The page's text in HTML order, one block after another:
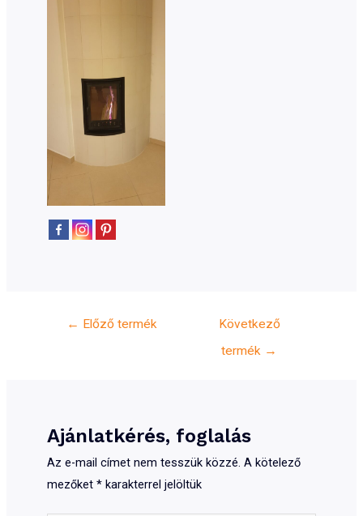
Bejegyzés
← Előző termék
Következő
termék →
Ajánlatkérés, foglalás
Az e-mail címet nem tesszük közzé. A kötelező
mezőket *karakterrel jelöltük